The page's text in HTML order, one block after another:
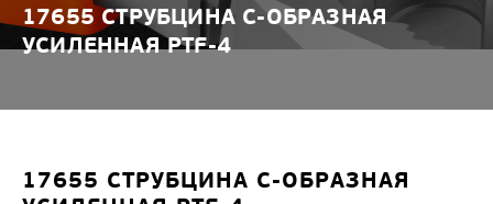
Коробчатые
уровни
Лидер
Рулетки
Центроинструмент
Биты,
отвертки
Диски
Инструмент
для
Вилы
тяпки
Ледорубы
Лопаты
17655 СТРУБЦИНА С-ОБРАЗНАЯ
УСИЛЕННАЯ PTF-4
17655 СТРУБЦИНА С-ОБРАЗНАЯ